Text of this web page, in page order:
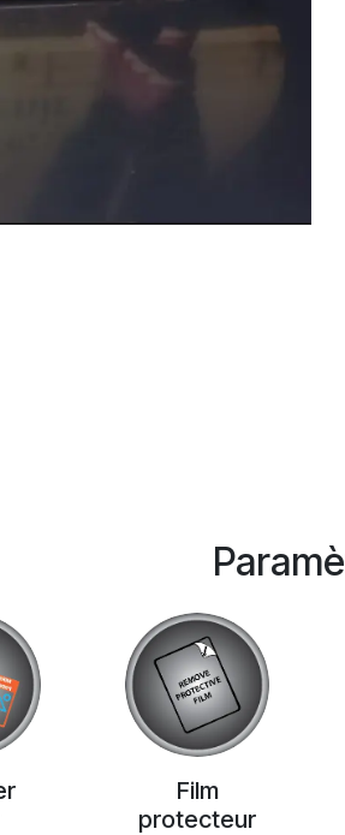
Film
protecteur